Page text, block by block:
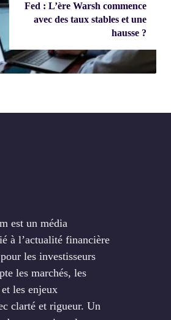
Fed : L’ère Warsh commence
avec des taux stables et une
hausse ?
m est un média
à l’actualité financière
les investisseurs
les marchés, les
les enjeux
clarté et rigueur. Un